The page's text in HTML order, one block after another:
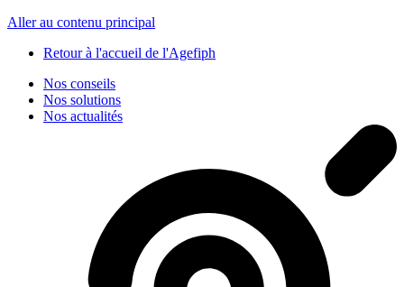
Aller au contenu principal
Retour à l'accueil de l'Agefiph
Nos conseils
Nos solutions
Nos actualités